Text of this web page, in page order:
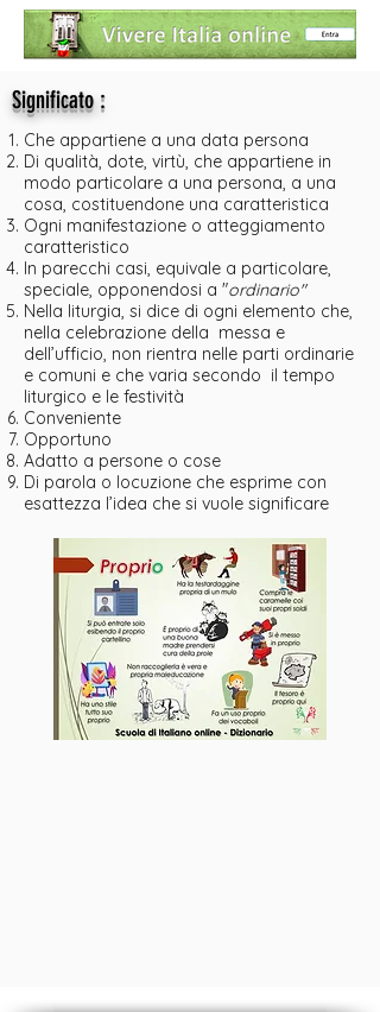
Significato:
Che appartiene a una data persona
Di qualità, dote, virtù, che appartiene in
modo particolare a una persona, a una
cosa, costituendone una caratteristica
Ogni manifestazione o atteggiamento
caratteristico
In parecchi casi, equivale a particolare,
speciale, opponendosi a "ordinario"
Nella liturgia, si dice di ogni elemento che,
nella celebrazione della messa e
dell’ufficio, non rientra nelle parti ordinarie
e comuni e che varia secondo il tempo
liturgico e le festività
Conveniente
Opportuno
Adatto a persone o cose
Di parola o locuzione che esprime con
esattezza l’idea che si vuole significare